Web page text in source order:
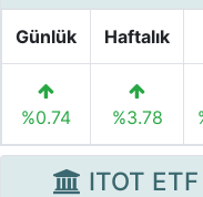
Günlük Haftalık
%0.74 %3.78
ITOT